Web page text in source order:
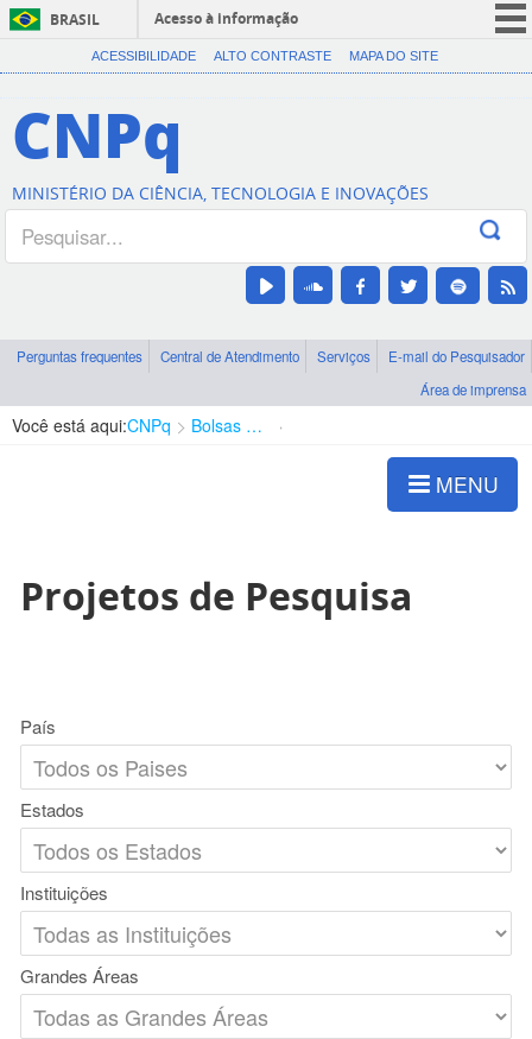
BRASIL
Acesso à informação
CORONAVÍRUS (COVID-19)
Canais
ACESSIBILIDADE ALTO CONTRASTE MAPA DO SITE
CNPq
MINISTÉRIO DA CIÊNCIA, TECNOLOGIA E INOVAÇÕES
Perguntas frequentes Central de Atendimento Serviços
E-mail do Pesquisador
Área de imprensa
Você está aqui:CNPq Bolsas e Auxílios Vigentes
MENU
Projetos de Pesquisa
País
Estados
Instituições
Grandes Áreas